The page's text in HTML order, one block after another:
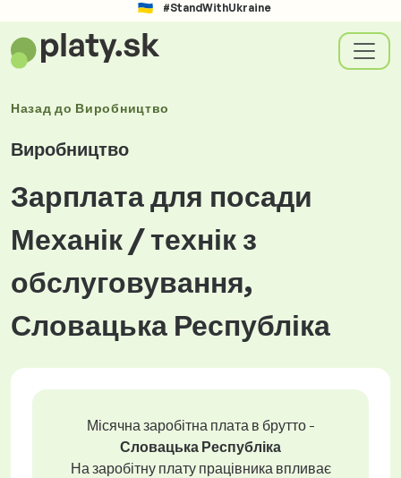
#StandWithUkraine
Назад до Виробництво
Виробництво
Зарплата для посади
Механік / технік з
обслуговування,
Словацька Республіка
Місячна заробітна плата в брутто -
Словацька Республіка
На заробітну плату працівника впливає